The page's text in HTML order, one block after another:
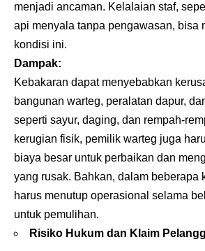
menjadi ancaman. Kelalaian staf,
api menyala tanpa pengawasan, bisa
kondisi ini.
Dampak:
Kebakaran dapat menyebabkan
bangunan warteg, peralatan dapur,
seperti sayur, daging, dan rempah-
kerugian fisik, pemilik warteg juga
biaya besar untuk perbaikan dan
yang rusak. Bahkan, dalam beberapa
harus menutup operasional selama
untuk pemulihan.
Risiko Hukum dan Klaim